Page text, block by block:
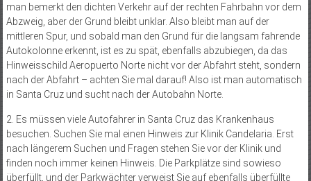
man bemerkt den dichten Verkehr auf der rechten Fahrbahn vor dem
Abzweig, aber der Grund bleibt unklar. Also bleibt man auf der
mittleren Spur, und sobald man den Grund für die langsam fahrende
Autokolonne erkennt, ist es zu spät, ebenfalls abzubiegen, da das
Hinweisschild Aeropuerto Norte nicht vor der Abfahrt steht, sondern
nach der Abfahrt – achten Sie mal darauf! Also ist man automatisch
in Santa Cruz und sucht nach der Autobahn Norte.
2. Es müssen viele Autofahrer in Santa Cruz das Krankenhaus
besuchen. Suchen Sie mal einen Hinweis zur Klinik Candelaria. Erst
nach längerem Suchen und Fragen stehen Sie vor der Klinik und
finden noch immer keinen Hinweis. Die Parkplätze sind sowieso
überfüllt, und der Parkwächter verweist Sie auf ebenfalls überfüllte